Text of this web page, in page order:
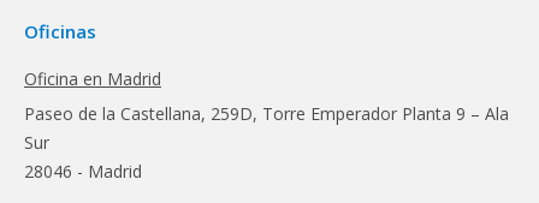
Oficinas
Oficina en Madrid
Paseo de la Castellana, 259D, Torre Emperador Planta 9 – Ala
Sur
28046 - Madrid